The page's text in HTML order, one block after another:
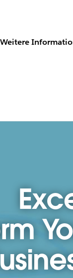
Kundenberichte
sub-navigation for
Weitere